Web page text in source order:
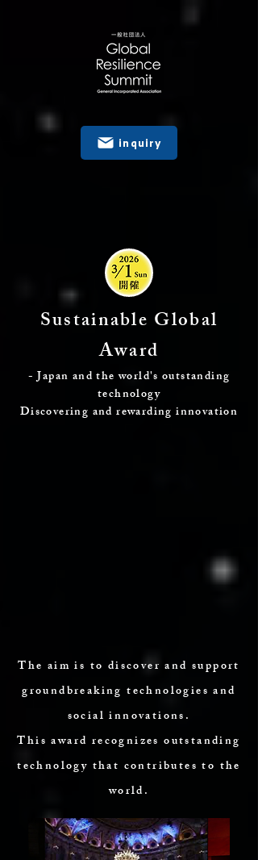
inquiry
Sustainable Global
Award
- Japan and the world's outstanding
technology
Discovering and rewarding innovation
The aim is to discover and support
groundbreaking technologies and
social innovations.
This award recognizes outstanding
technology that contributes to the
world.